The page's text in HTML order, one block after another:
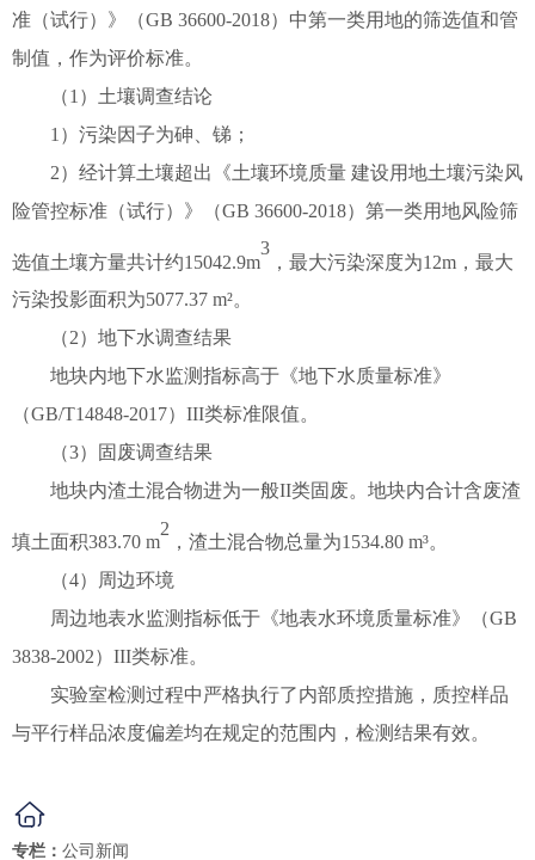
准（试行）》（GB 36600-2018）中第一类用地的筛选值和管
制值，作为评价标准。
（1 ）土壤调查结论
1 ）污染因子为砷、锑 ；
2）经计算土壤超出《土壤环境质量 建设用地土壤污染风
险管控标准（试行）》（GB 36600-2018）第一类用地风险筛
选值土壤方量共计约15042.9m
3
，最大污染深度为12m ，最大
污染投影面积为5077.37 m²。
（2）地下水调查结果
地块内地下水监测指标高于《地下水质量标准》
（GB/T14848-2017） III类标准限值。
（3）固废调查结果
地块内渣土混合物进为一般II类固废。 地块内合计含废渣
填土面积383.70 m
2
，渣土混合物总量为1534.80 m³。
（4）周边环境
周边地表水监测指标低于《地表水环境质量标准》（GB
3838-2002） III类标准。
实验室检测过程中严格执行了内部质控措施，质控样品
与平行样品浓度偏差均在规定的范围内，检测结果有效。
专栏： 公司新闻